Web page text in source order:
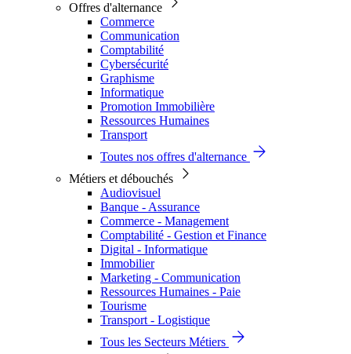
Offres d'alternance
Commerce
Communication
Comptabilité
Cybersécurité
Graphisme
Informatique
Promotion Immobilière
Ressources Humaines
Transport
Toutes nos offres d'alternance
Métiers et débouchés
Audiovisuel
Banque - Assurance
Commerce - Management
Comptabilité - Gestion et Finance
Digital - Informatique
Immobilier
Marketing - Communication
Ressources Humaines - Paie
Tourisme
Transport - Logistique
Tous les Secteurs Métiers